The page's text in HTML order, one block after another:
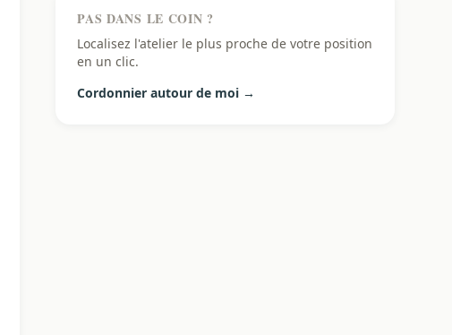
PAS DANS LE COIN ?
Localisez l'atelier le plus proche de votre position
en un clic.
Cordonnier autour de moi →